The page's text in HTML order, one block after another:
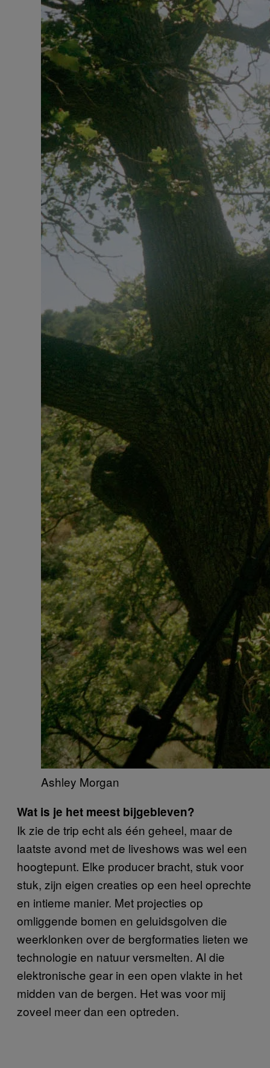
Ashley Morgan
Wat is je het meest bijgebleven?
Ik zie de trip echt als één geheel, maar de
laatste avond met de liveshows was wel een
hoogtepunt. Elke producer bracht, stuk voor
stuk, zijn eigen creaties op een heel oprechte
en intieme manier. Met projecties op
omliggende bomen en geluidsgolven die
weerklonken over de bergformaties lieten we
technologie en natuur versmelten. Al die
elektronische gear in een open vlakte in het
midden van de bergen. Het was voor mij
zoveel meer dan een optreden.